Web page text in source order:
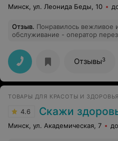
Минск, ул. Леонида Беды, 10
Отзыв. Понравилось вежливое
обслуживание - оператор
идеальном состоянии. Быстрая
Вашу работу!
Отзывы3
ТОВАРЫ ДЛЯ КРАСОТЫ И ЗДОРОВЬЯ
4.6 Скажи
Минск, ул. Академическая, 7